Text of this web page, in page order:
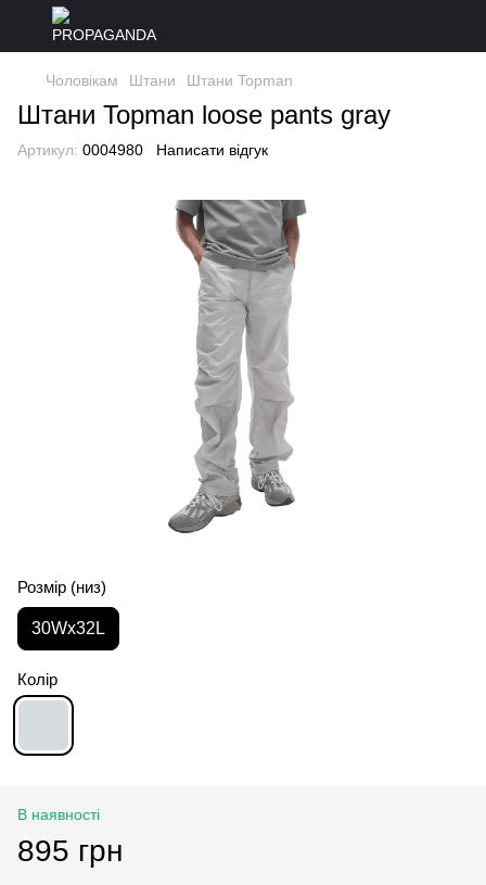
Чоловікам Штани Штани Topman
Штани Topman loose pants gray
Артикул: 0004980 Написати відгук
Розмір (низ)
30Wx32L
Колір
В наявності
895 грн